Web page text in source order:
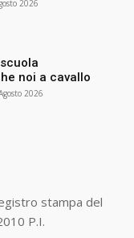
2026
noi a cavallo
2026
stampa del
P.I.